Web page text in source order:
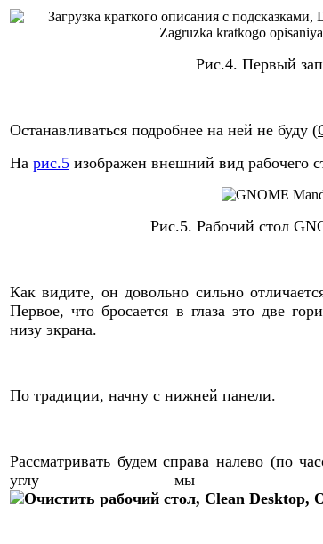
Рис.4. Первый
Останавливаться подробнее на ней не буду (
На рис.5 изображен внешний вид рабочего
Рис.5. Рабочий стол
Как видите, он довольно сильно
Первое, что бросается в глаза это две
низу экрана.
По традиции, начну с нижней панели.
Рассматривать будем справа налево (по
углу мы